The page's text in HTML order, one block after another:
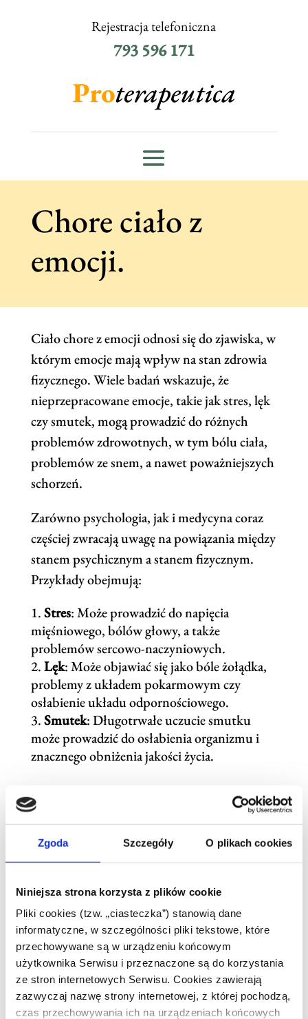
Zgoda Szczegóły O plikach cookies
Niniejsza strona korzysta z plików cookie
Pliki cookies (tzw. „ciasteczka”) stanowią dane
informatyczne, w szczególności pliki tekstowe, które
przechowywane są w urządzeniu końcowym
użytkownika Serwisu i przeznaczone są do korzystania
ze stron internetowych Serwisu. Cookies zawierają
zazwyczaj nazwę strony internetowej, z której pochodzą,
czas przechowywania ich na urządzeniach końcowych
Rejestracja telefoniczna
793 596 171
Chore ciało z
emocji.
Ciało chore z emocji odnosi się do zjawiska, w
którym emocje mają wpływ na stan zdrowia
fizycznego. Wiele badań wskazuje, że
nieprzepracowane emocje, takie jak stres, lęk
czy smutek, mogą prowadzić do różnych
problemów zdrowotnych, w tym bólu ciała,
problemów ze snem, a nawet poważniejszych
schorzeń.
Zarówno psychologia, jak i medycyna coraz
częściej zwracają uwagę na powiązania między
stanem psychicznym a stanem fizycznym.
Przykłady obejmują:
Stres: Może prowadzić do napięcia
mięśniowego, bólów głowy, a także
problemów sercowo-naczyniowych.
Lęk: Może objawiać się jako bóle żołądka,
problemy z układem pokarmowym czy
osłabienie układu odpornościowego.
Smutek: Długotrwałe uczucie smutku
może prowadzić do osłabienia organizmu i
znacznego obniżenia jakości życia.
zmniejszyć ryzyko wystąpienia schorzeń
także aktywność fizyczna mogą pomóc w
Agata Grobelna
Ostatnie wpisy
Jak pomóc dziecku w adaptacji? Kilka słów o adaptacji
szkolnej